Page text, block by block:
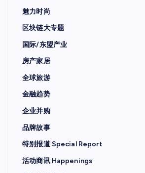
魅力时尚
区块链大专题
国际/东盟产业
房产家居
全球旅游
金融趋势
企业并购
品牌故事
特别报道 Special Report
活动商讯 Happenings